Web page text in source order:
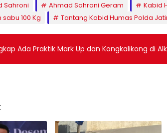
Sahroni Ahmad Sahroni Geram
Kabid
100 Kg
Tantang Kabid Humas Polda
Ada Praktik Mark Up dan Kongkalikong di